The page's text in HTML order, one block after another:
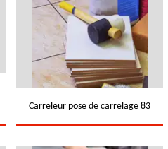
Carreleur pose de carrelage 83